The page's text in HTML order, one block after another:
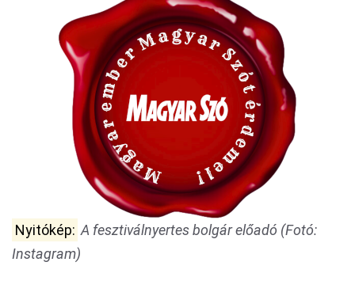
Nyitókép: A fesztiválnyertes bolgár előadó (Fotó:
Instagram)